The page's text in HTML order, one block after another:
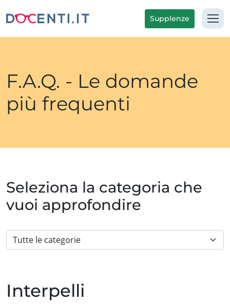
Supplenze
F.A.Q. - Le domande
più frequenti
Seleziona la categoria che
vuoi approfondire
Interpelli